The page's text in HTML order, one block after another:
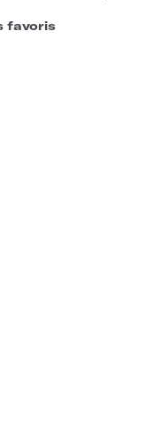
favoris